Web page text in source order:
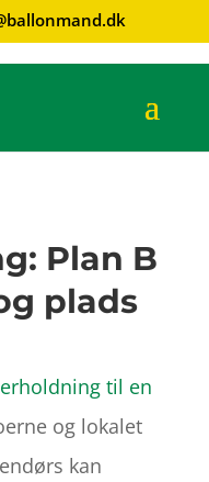
Plan B
plads
til en
og lokalet
kan